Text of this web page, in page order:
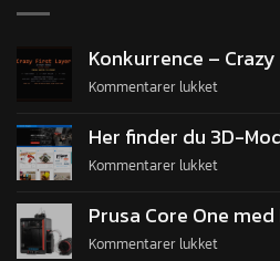
Konkurrence –
Kommentarer lukket
Her finder du 3D-
Kommentarer lukket
Prusa Core One med
Kommentarer lukket